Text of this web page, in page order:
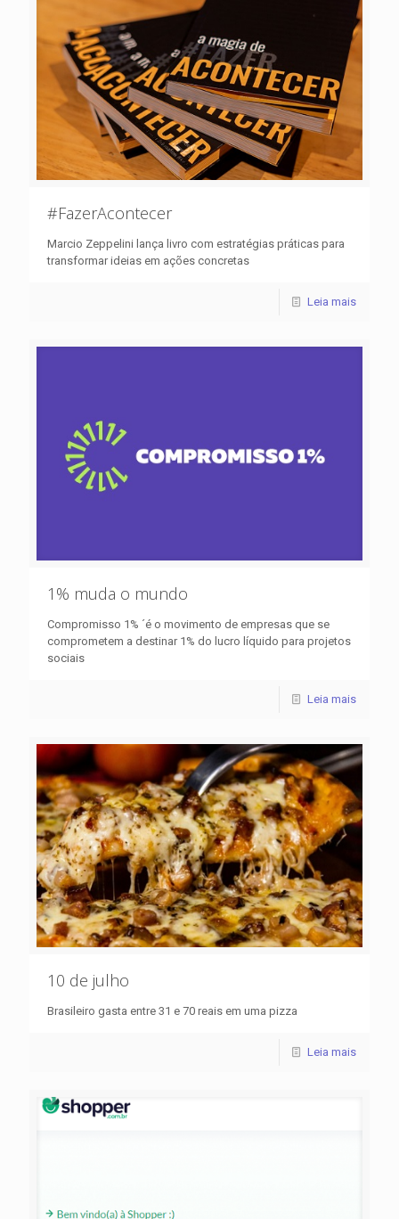
#FazerAcontecer
Marcio Zeppelini lança livro com estratégias práticas para
transformar ideias em ações concretas
Leia mais
1% muda o mundo
Compromisso 1% ´é o movimento de empresas que se
comprometem a destinar 1% do lucro líquido para projetos
sociais
Leia mais
10 de julho
Brasileiro gasta entre 31 e 70 reais em uma pizza
Leia mais